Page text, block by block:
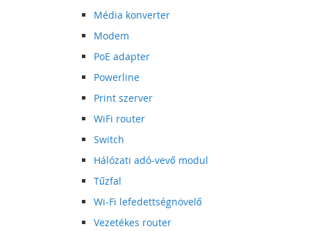
Média konverter
Modem
PoE adapter
Powerline
Print szerver
WiFi router
Switch
Hálózati adó-vevő modul
Tűzfal
Wi-Fi lefedettségnövelő
Vezetékes router